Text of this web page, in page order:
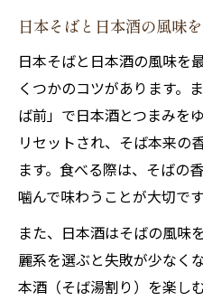
日本そばと日本酒の風味
日本そばと日本酒の風味を
くつかのコツがあります。
ば前」で日本酒とつまみを
リセットされ、そば本来の
ます。食べる際は、そばの
噛んで味わうことが大切です
また、日本酒はそばの風味
麗系を選ぶと失敗が少なく
本酒（そば湯割り）を楽し